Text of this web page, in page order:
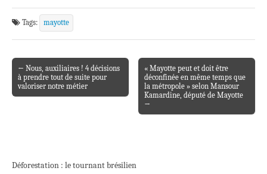
Tags: mayotte
Post navigation
← Nous, auxiliaires ! 4 décisions
à prendre tout de suite pour
valoriser notre métier
« Mayotte peut et doit être
déconfinée en même temps que
la métropole » selon Mansour
Kamardine, député de Mayotte
→
Déforestation : le tournant brésilien